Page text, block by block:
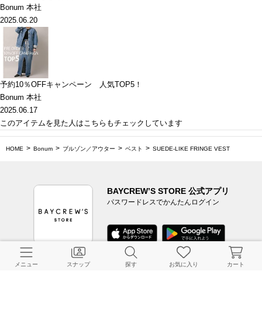
Bonum 本社
2025.06.20
予約10％OFFキャンペーン 人気TOP5！
Bonum 本社
2025.06.17
このアイテムを見た人はこちらもチェックしています
HOME Bonum ブルゾン／アウター ベスト SUEDE-LIKE FRINGE VEST
BAYCREW’S STORE 公式アプリ
パスワードレスでかんたんログイン
CUSTOMER SERVICE
メニュー スナップ 探す お気に入り カート